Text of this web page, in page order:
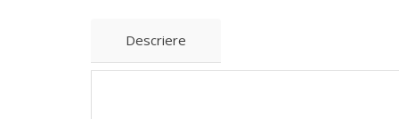
Descriere